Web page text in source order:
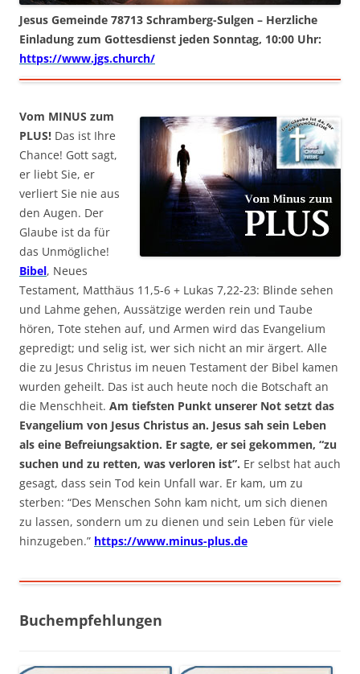
Jesus Gemeinde 78713 Schramberg-Sulgen – Herzliche
Einladung zum Gottesdienst jeden Sonntag, 10:00 Uhr:
https://www.jgs.church/
Vom MINUS zum
PLUS! Das ist Ihre
Chance! Gott sagt,
er liebt Sie, er
verliert Sie nie aus
den Augen. Der
Glaube ist da für
das Unmögliche!
Bibel, Neues
Testament, Matthäus 11,5-6 + Lukas 7,22-23: Blinde sehen
und Lahme gehen, Aussätzige werden rein und Taube
hören, Tote stehen auf, und Armen wird das Evangelium
gepredigt; und selig ist, wer sich nicht an mir ärgert. Alle
die zu Jesus Christus im neuen Testament der Bibel kamen
wurden geheilt. Das ist auch heute noch die Botschaft an
die Menschheit. Am tiefsten Punkt unserer Not setzt das
Evangelium von Jesus Christus an. Jesus sah sein Leben
als eine Befreiungsaktion. Er sagte, er sei gekommen, “zu
suchen und zu retten, was verloren ist”. Er selbst hat auch
gesagt, dass sein Tod kein Unfall war. Er kam, um zu
sterben: “Des Menschen Sohn kam nicht, um sich dienen
zu lassen, sondern um zu dienen und sein Leben für viele
hinzugeben.” https://www.minus-plus.de
Buchempfehlungen